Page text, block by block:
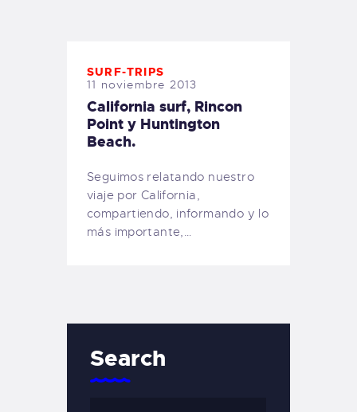
SURF-TRIPS
11 noviembre 2013
California surf, Rincon
Point y Huntington
Beach.
Seguimos relatando nuestro
viaje por California,
compartiendo, informando y lo
más importante,…
Search